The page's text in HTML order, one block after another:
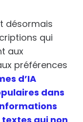
désormais
qui
aux
préférences
d’IA
dans